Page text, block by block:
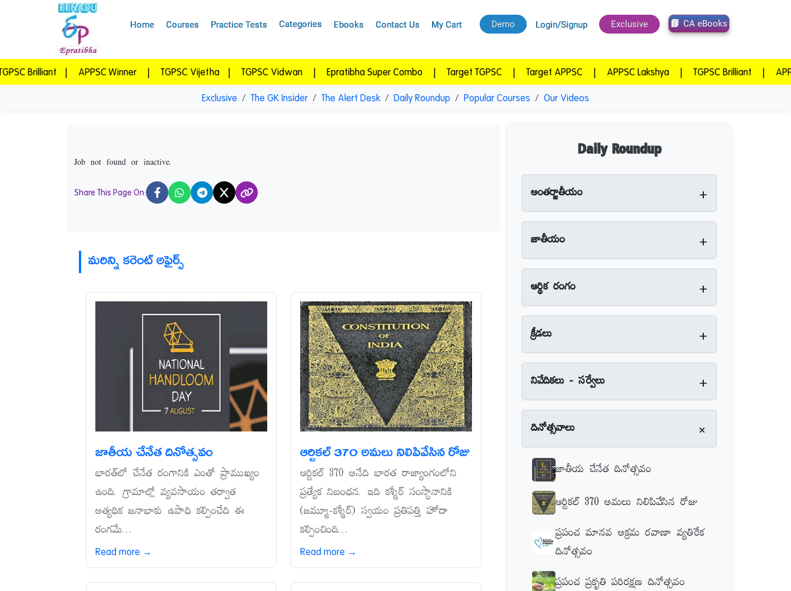
Exclusive The GK Insider The Alert Desk Daily Roundup Popular Courses Our Videos
Job not found or inactive.
Share This Page On: X
మరిన్ని కరెంట్ అఫైర్స్
జాతీయ చేనేత దినోత్సవం
భారత్‌లో చేనేత రంగానికి ఎంతో ప్రాముఖ్యం
ఉంది. గ్రామాల్లో వ్యవసాయం తర్వాత
అత్యధిక జనాభాకు ఉపాధి కల్పించేది ఈ
రంగమే...
Read more →
ఆర్టికల్‌ 370 అమలు నిలిపివేసిన రోజు
ఆర్టికల్‌ 370 అనేది భారత రాజ్యాంగంలోని
ప్రత్యేక నిబంధన. ఇది కశ్మీర్‌ సంస్థానానికి
(జమ్మూ-కశ్మీర్‌) స్వయం ప్రతిపత్తి హోదా
కల్పించింది...
Read more →
Daily Roundup
అంతర్జాతీయం +
జాతీయం +
ఆర్థిక రంగం +
క్రీడలు +
నివేదికలు - సర్వేలు +
దినోత్సవాలు +
జాతీయ చేనేత దినోత్సవం
ఆర్టికల్‌ 370 అమలు నిలిపివేసిన రోజు
ప్రపంచ మానవ అక్రమ రవాణా వ్యతిరేక
దినోత్సవం
ప్రపంచ ప్రకృతి పరిరక్షణ దినోత్సవం
Home Courses Practice Tests Categories Ebooks Contact Us My Cart Demo Login/Signup Exclusive CA eBooks
| APPSC Winner | TGPSC Vijetha | TGPSC Vidwan | Epratibha Super Combo | Target TGPSC | Target APPSC | APPSC Lakshya | TGPSC Brilliant | APPSC Winner